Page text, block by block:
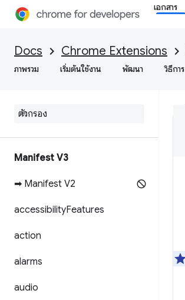
เอกสาร
Docs Chrome Extensions
ภาพรวม เริ่มต้นใช้งาน พัฒนา วิธีการ
Manifest V3
➡ Manifest V2
accessibilityFeatures
action
alarms
audio